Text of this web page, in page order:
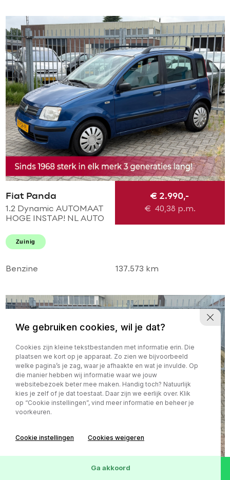
Fiat Panda
1.2 Dynamic AUTOMAAT
HOGE INSTAP! NL AUTO
Centraal! NIEUWE APK l
RECENT NIEUWE
€ 2.990,-
€ 40,38 p.m.
Zuinig
Benzine 137.573 km
We gebruiken cookies, wil je dat?
Cookies zijn kleine tekstbestanden met informatie erin. Die
plaatsen we kort op je apparaat. Zo zien we bijvoorbeeld
welke pagina’s je zag, waar je afhaakte en wat je invulde. Op
die manier hebben wij informatie waar we jouw
websitebezoek beter mee maken. Handig toch? Natuurlijk
kies je zelf of je dat toestaat. Daar zijn we eerlijk over. Klik
op “Cookie instellingen”, vind meer informatie en beheer je
voorkeuren.
Cookie instellingen Cookies weigeren
Ga akkoord